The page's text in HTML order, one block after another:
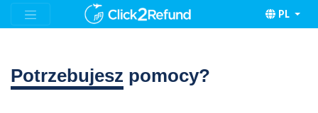
PL
Potrzebujesz pomocy?